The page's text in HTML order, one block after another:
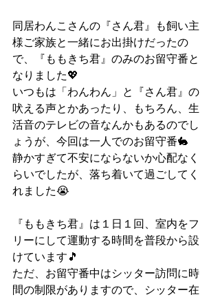
同居わんこさんの『さん君』も飼い主
様ご家族と一緒にお出掛けだったの
で、『ももきち君』のみのお留守番と
なりました💖
いつもは「わんわん」と『さん君』の
吠える声とかあったり、もちろん、生
活音のテレビの音なんかもあるのでし
ょうが、今回は一人でのお留守番🐇
静かすぎて不安にならないか心配なく
らいでしたが、落ち着いて過ごしてく
れました😭
『ももきち君』は１日１回、室内をフ
リーにして運動する時間を普段から設
けています🎵
ただ、お留守番中はシッター訪問に時
間の制限がありますので、シッター在